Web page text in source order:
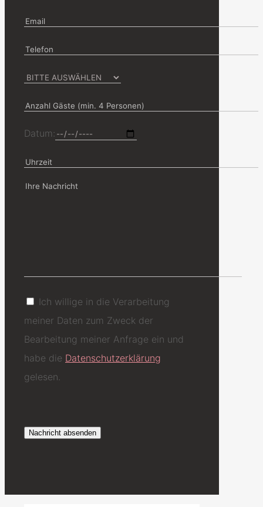
Datum:
Ich willige in die Verarbeitung
meiner Daten zum Zweck der
Bearbeitung meiner Anfrage ein und
habe die Datenschutzerklärung
gelesen.